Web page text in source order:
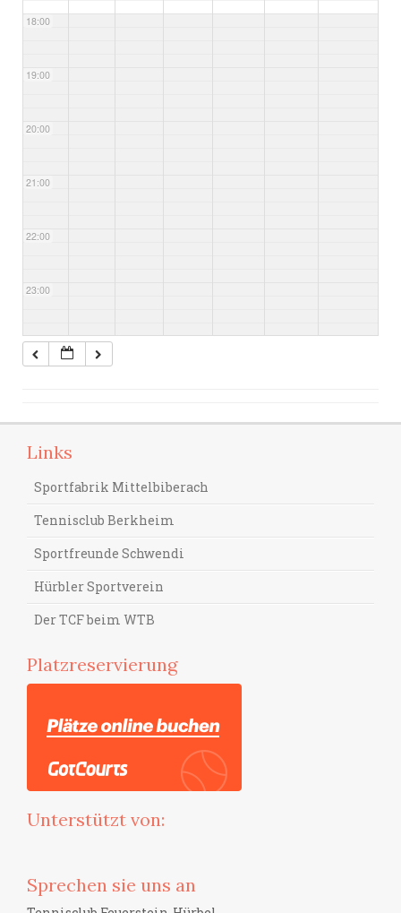
18:00
19:00
20:00
21:00
22:00
23:00
Links
Sportfabrik Mittelbiberach
Tennisclub Berkheim
Sportfreunde Schwendi
Hürbler Sportverein
Der TCF beim WTB
Platzreservierung
Unterstützt von:
Sprechen sie uns an